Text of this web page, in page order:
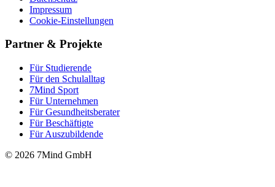
Impressum
Cookie-Einstellungen
Partner & Projekte
Für Stu­die­rende
Für den Schulalltag
7Mind Sport
Für Unter­neh­men
Für Gesund­heits­be­ra­ter
Für Beschäftigte
Für Auszubildende
© 2026 7Mind GmbH